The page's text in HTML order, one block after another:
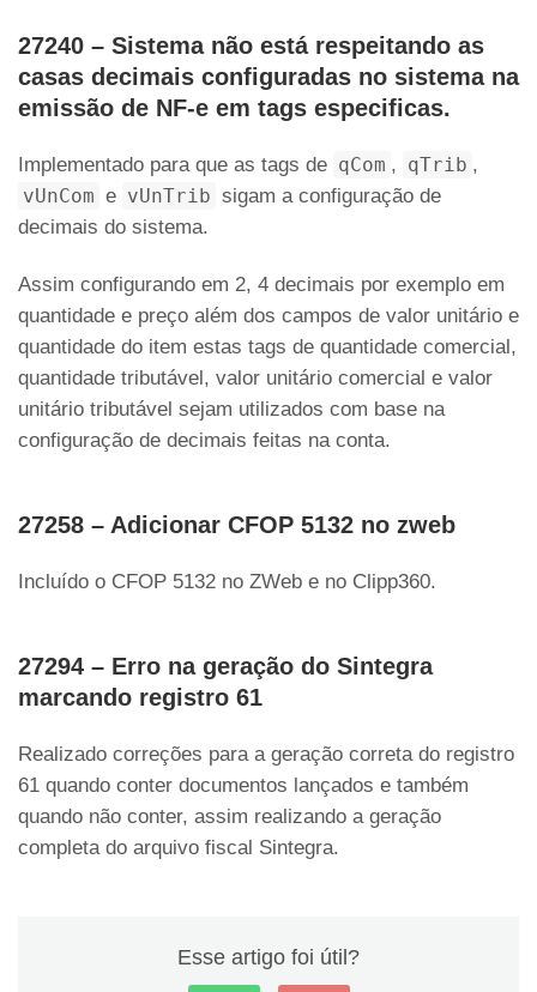
27240 – Sistema não está respeitando as
casas decimais configuradas no sistema na
emissão de NF-e em tags especificas.
Implementado para que as tags de qCom , qTrib ,
vUnCom e vUnTrib sigam a configuração de
decimais do sistema.
Assim configurando em 2, 4 decimais por exemplo em
quantidade e preço além dos campos de valor unitário e
quantidade do item estas tags de quantidade comercial,
quantidade tributável, valor unitário comercial e valor
unitário tributável sejam utilizados com base na
configuração de decimais feitas na conta.
27258 – Adicionar CFOP 5132 no zweb
Incluído o CFOP 5132 no ZWeb e no Clipp360.
27294 – Erro na geração do Sintegra
marcando registro 61
Realizado correções para a geração correta do registro
61 quando conter documentos lançados e também
quando não conter, assim realizando a geração
completa do arquivo fiscal Sintegra.
Esse artigo foi útil?